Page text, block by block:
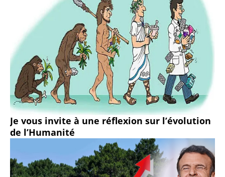
Je vous invite à une réflexion sur l’évolution
de l’Humanité